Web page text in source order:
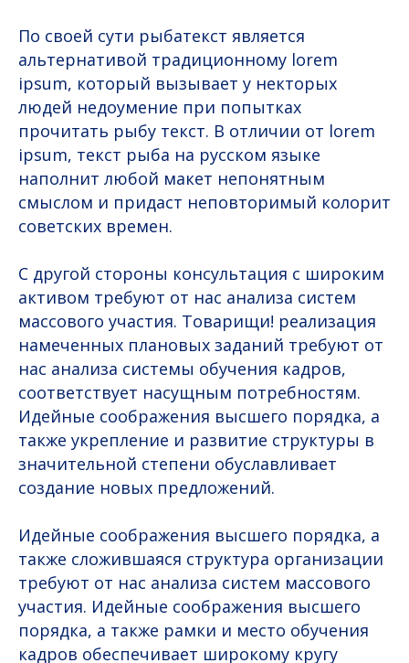
По своей сути рыбатекст является
альтернативой традиционному lorem
ipsum, который вызывает у некторых
людей недоумение при попытках
прочитать рыбу текст. В отличии от lorem
ipsum, текст рыба на русском языке
наполнит любой макет непонятным
смыслом и придаст неповторимый колорит
советских времен.
С другой стороны консультация с широким
активом требуют от нас анализа систем
массового участия. Товарищи! реализация
намеченных плановых заданий требуют от
нас анализа системы обучения кадров,
соответствует насущным потребностям.
Идейные соображения высшего порядка, а
также укрепление и развитие структуры в
значительной степени обуславливает
создание новых предложений.
Идейные соображения высшего порядка, а
также сложившаяся структура организации
требуют от нас анализа систем массового
участия. Идейные соображения высшего
порядка, а также рамки и место обучения
кадров обеспечивает широкому кругу